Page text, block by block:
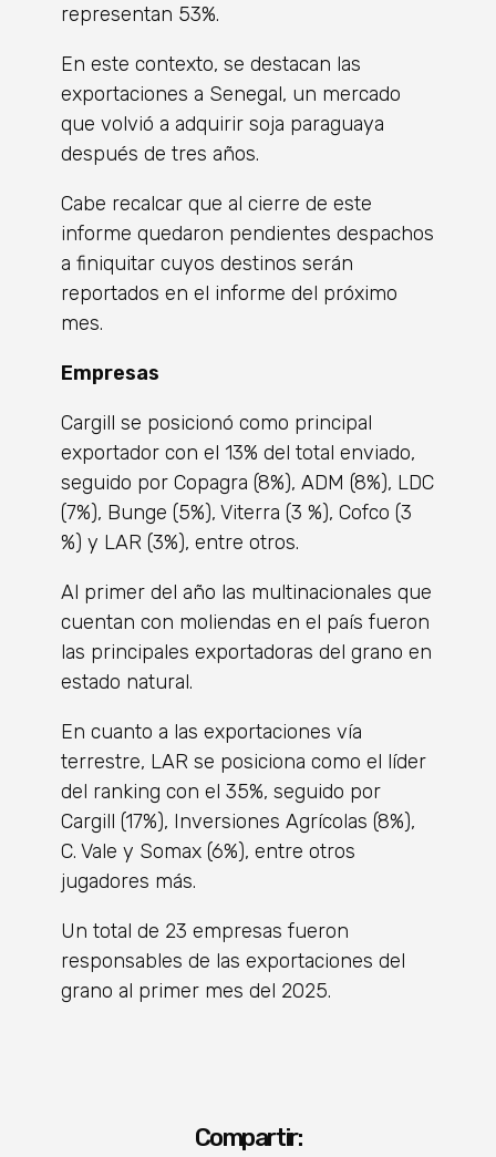
representan 53%.
En este contexto, se destacan las
exportaciones a Senegal, un mercado
que volvió a adquirir soja paraguaya
después de tres años.
Cabe recalcar que al cierre de este
informe quedaron pendientes despachos
a finiquitar cuyos destinos serán
reportados en el informe del próximo
mes.
Empresas
Cargill se posicionó como principal
exportador con el 13% del total enviado,
seguido por Copagra (8%), ADM (8%), LDC
(7%), Bunge (5%), Viterra (3 %), Cofco (3
%) y LAR (3%), entre otros.
Al primer del año las multinacionales que
cuentan con moliendas en el país fueron
las principales exportadoras del grano en
estado natural.
En cuanto a las exportaciones vía
terrestre, LAR se posiciona como el líder
del ranking con el 35%, seguido por
Cargill (17%), Inversiones Agrícolas (8%),
C. Vale y Somax (6%), entre otros
jugadores más.
Un total de 23 empresas fueron
responsables de las exportaciones del
grano al primer mes del 2025.
Compartir: